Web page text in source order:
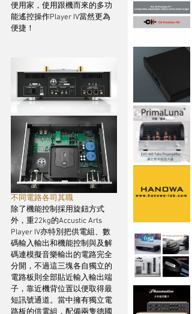
便用家，使用跟機而來的多功
能遙控操作Player IV當然更為
便捷！
不同電路各司其職
除了機能控制採用旋鈕方式
外，重22kg的Accustic Arts
Player IV亦特別把供電組、數
碼輸入輸出和機能控制與及解
碼連模擬音樂輸出的電路完全
分開，不過這三塊各自獨立的
電路板則全部貼近輸入輸出端
子，靠近機背位置以便取得最
短訊號通道。當中擁有獨立電
路板的供電組，配備兩隻德國